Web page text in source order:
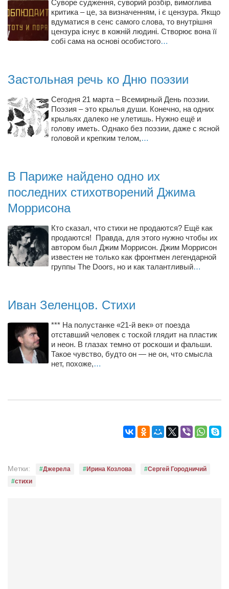
Суворе судження, суворий розбір, вимоглива
критика – це, за визначенням, і є цензура. Якщо
вдуматися в сенс самого слова, то внутрішня
цензура існує в кожній людині. Створює вона її
собі сама на основі особистого…
Застольная речь ко Дню поэзии
Сегодня 21 марта – Всемирный День поэзии.
Поэзия – это крылья души. Конечно, на одних
крыльях далеко не улетишь. Нужно ещё и
голову иметь. Однако без поэзии, даже с ясной
головой и крепким телом,…
В Париже найдено одно их
последних стихотворений Джима
Моррисона
Кто сказал, что стихи не продаются? Ещё как
продаются! Правда, для этого нужно чтобы их
автором был Джим Моррисон. Джим Моррисон
известен не только как фронтмен легендарной
группы The Doors, но и как талантливый…
Иван Зеленцов. Стихи
*** На полустанке «21-й век» от поезда
отставший человек с тоской глядит на пластик
и неон. В глазах темно от роскоши и фальши.
Такое чувство, будто он — не он, что смысла
нет, похоже,…
Метки: Джерела Ирина Козлова
Сергей Городничий
стихи